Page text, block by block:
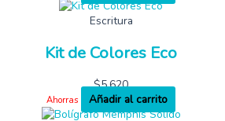
Escritura
Kit de Colores Eco
$5,620
Ahorras
Añadir al carrito